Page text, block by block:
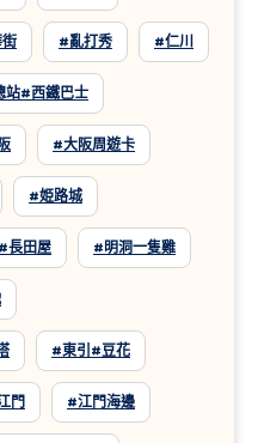
#亂打秀 #仁川
站#西鐵巴士
#大阪周遊卡
#姫路城
長田屋 #明洞一隻雞
#東引#豆花
門 #江門海邊